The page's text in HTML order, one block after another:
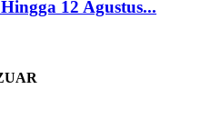
12 Agustus...